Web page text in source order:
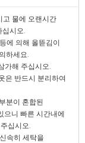
고 물에 오랜시간
시오.
에 의해 올뜯김이
하세요.
가해 주십시오.
은 반드시 분리하여
분이 혼합된
으니 빠른 시간내에
십시오.
속히 세탁을